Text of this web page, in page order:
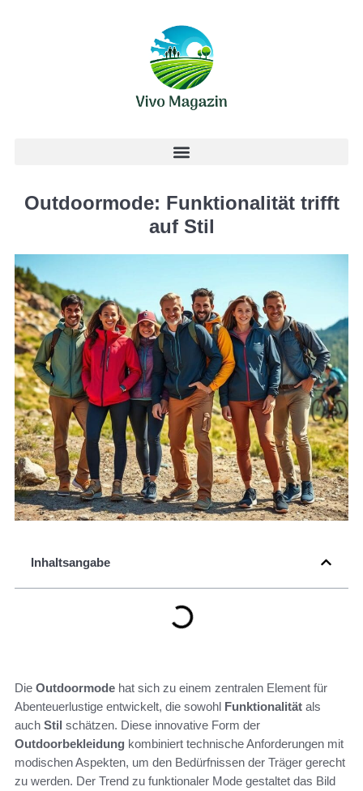
Outdoormode: Funktionalität trifft
auf Stil
Inhaltsangabe
Die Outdoormode hat sich zu einem zentralen Element für
Abenteuerlustige entwickelt, die sowohl Funktionalität als
auch Stil schätzen. Diese innovative Form der
Outdoorbekleidung kombiniert technische Anforderungen mit
modischen Aspekten, um den Bedürfnissen der Träger gerecht
zu werden. Der Trend zu funktionaler Mode gestaltet das Bild